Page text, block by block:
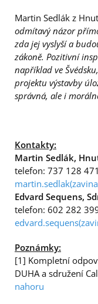
Martin Sedlák z
odmítavý názor
zda jej vyslyší a
zákoně. Pozitivní
například ve
projektu výstavby
správná, ale i
Kontakty:
Martin Sedlák,
telefon: 737 128
Edvard Sequens,
telefon: 602 282
Poznámky:
[1] Kompletní
DUHA a sdružení
nahoru